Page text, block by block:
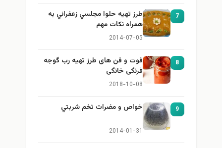
7
طرز تهيه حلوا مجلسي زعفراني به
همراه نكات مهم
2014-07-05
8
فوت و فن های طرز تهیه رب گوجه
فرنگی خانگی
2018-10-08
9 خواص و مضرات تخم شربتي
2014-01-31